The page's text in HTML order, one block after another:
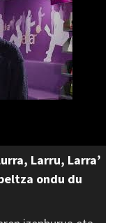
Larru, Larra’
ondu du